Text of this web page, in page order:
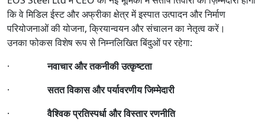
कि वे मिडिल ईस्ट और अफ्रीका क्षेत्र में इस्पात उत्पादन और निर्माण
परियोजनाओं की योजना, क्रियान्वयन और संचालन का नेतृत्व करें।
उनका फोकस विशेष रूप से निम्नलिखित बिंदुओं पर रहेगा:
·नवाचार और तकनीकी उत्कृष्टता
·सतत विकास और पर्यावरणीय जिम्मेदारी
·वैश्विक प्रतिस्पर्धा और विस्तार रणनीति